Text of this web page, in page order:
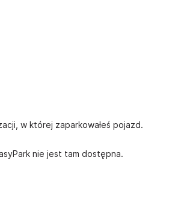
w której zaparkowałeś pojazd.
nie jest tam dostępna.